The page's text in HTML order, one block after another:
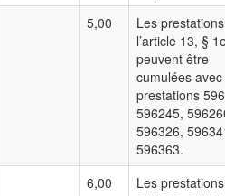
5,00
Les
l’article 13, §
peuvent être
cumulées
prestations
596245,
596326,
596363.
6,00
Les prestations